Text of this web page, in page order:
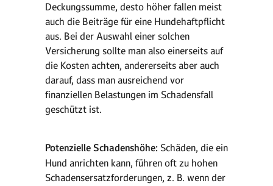
Deckungssumme, desto höher fallen meist
auch die Beiträge für eine Hundehaftpflicht
aus. Bei der Auswahl einer solchen
Versicherung sollte man also einerseits auf
die Kosten achten, andererseits aber auch
darauf, dass man ausreichend vor
finanziellen Belastungen im Schadensfall
geschützt ist.
Potenzielle Schadenshöhe: Schäden, die ein
Hund anrichten kann, führen oft zu hohen
Schadensersatzforderungen, z. B. wenn der